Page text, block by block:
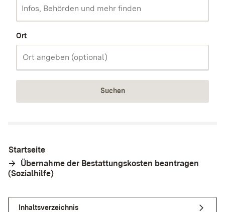
Ort
Suchen
Startseite
Übernahme der Bestattungskosten beantragen
(Sozialhilfe)
Inhaltsverzeichnis